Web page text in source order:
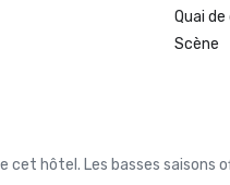
Quai
Scène
hôtel. Les basses saisons